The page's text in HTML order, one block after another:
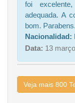
foi
adequada. A
bom. Parabens.
Nacionalidad:
Data: 13
Veja mais 800